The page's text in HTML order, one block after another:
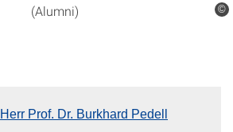
©
(Alumni)
Herr Prof. Dr. Burkhard Pedell